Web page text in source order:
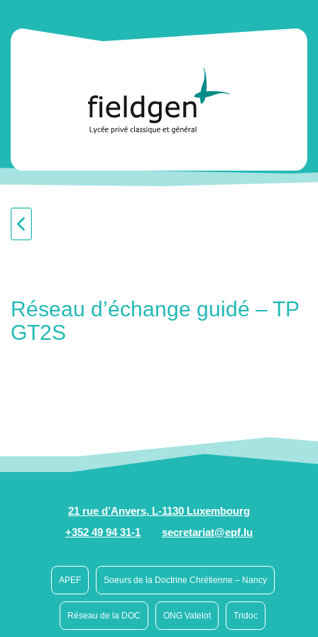
Réseau d’échange guidé – TP
GT2S
21 rue d’Anvers, L-1130 Luxembourg
+352 49 94 31-1
secretariat@epf.lu
APEF Soeurs de la Doctrine Chrétienne – Nancy
Réseau de la DOC ONG Vatelot Tridoc